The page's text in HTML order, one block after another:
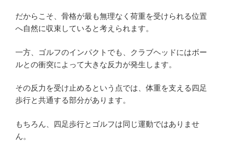
だからこそ、骨格が最も無理なく荷重を受けられる位置
へ自然に収束していると考えられます。
一方、ゴルフのインパクトでも、クラブヘッドにはボー
ルとの衝突によって大きな反力が発生します。
その反力を受け止めるという点では、体重を支える四足
歩行と共通する部分があります。
もちろん、四足歩行とゴルフは同じ運動ではありませ
ん。